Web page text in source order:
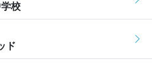
校
ド